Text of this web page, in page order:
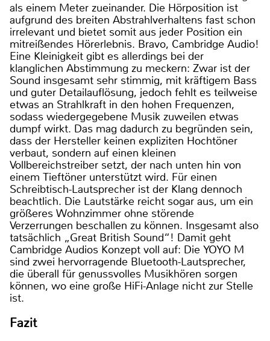
als einem Meter zueinander. Die Hörposition ist
aufgrund des breiten Abstrahlverhaltens fast schon
irrelevant und bietet somit aus jeder Position ein
mitreißendes Hörerlebnis. Bravo, Cambridge Audio!
Eine Kleinigkeit gibt es allerdings bei der
klanglichen Abstimmung zu meckern: Zwar ist der
Sound insgesamt sehr stimmig, mit kräftigem Bass
und guter Detailauflösung, jedoch fehlt es teilweise
etwas an Strahlkraft in den hohen Frequenzen,
sodass wiedergegebene Musik zuweilen etwas
dumpf wirkt. Das mag dadurch zu begründen sein,
dass der Hersteller keinen expliziten Hochtöner
verbaut, sondern auf einen kleinen
Vollbereichstreiber setzt, der nach unten hin von
einem Tieftöner unterstützt wird. Für einen
Schreibtisch-Lautsprecher ist der Klang dennoch
beachtlich. Die Lautstärke reicht sogar aus, um ein
größeres Wohnzimmer ohne störende
Verzerrungen beschallen zu können. Insgesamt also
tatsächlich „Great British Sound“! Damit geht
Cambridge Audios Konzept voll auf: Die YOYO M
sind zwei hervorragende Bluetooth-Lautsprecher,
die überall für genussvolles Musikhören sorgen
können, wo eine große HiFi-Anlage nicht zur Stelle
ist.
Fazit